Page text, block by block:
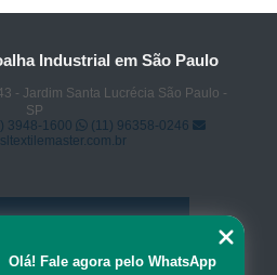
Industrial em São Paulo
- Jardim Santa Lucrécia São Paulo -
SP
3948-1600
(11) 96358-0246
Olá! Fale agora pelo WhatsApp